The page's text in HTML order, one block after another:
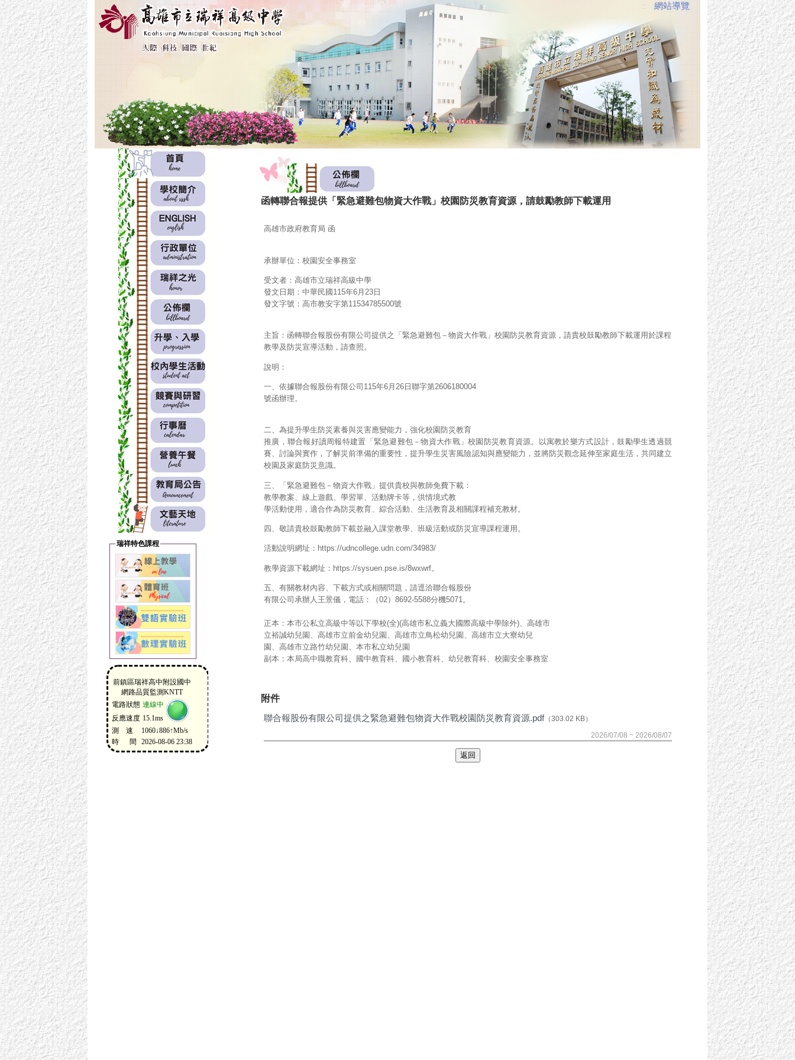
::: 網站導覽
:::
瑞祥特色課程
:::
函轉聯合報提供「緊急避難包物資大作戰」校園防災教育資源，請鼓勵教師下載運用
高雄市政府教育局 函
承辦單位：校園安全事務室
受文者：高雄市立瑞祥高級中學
發文日期：中華民國115年6月23日
發文字號：高市教安字第11534785500號
主旨：函轉聯合報股份有限公司提供之「緊急避難包－物資大作戰」校園防災教育資源，請貴校鼓勵教師下載運用於課程
教學及防災宣導活動，請查照。
說明：
一、依據聯合報股份有限公司115年6月26日聯字第2606180004
號函辦理。
二、為提升學生防災素養與災害應變能力，強化校園防災教育
推廣，聯合報好讀周報特建置「緊急避難包－物資大作戰」校園防災教育資源。以寓教於樂方式設計，鼓勵學生透過競
賽、討論與實作，了解災前準備的重要性，提升學生災害風險認知與應變能力，並將防災觀念延伸至家庭生活，共同建立
校園及家庭防災意識。
三、「緊急避難包－物資大作戰」提供貴校與教師免費下載：
教學教案、線上遊戲、學習單、活動牌卡等，供情境式教
學活動使用，適合作為防災教育、綜合活動、生活教育及相關課程補充教材。
四、敬請貴校鼓勵教師下載並融入課堂教學、班級活動或防災宣導課程運用。
活動說明網址：https://udncollege.udn.com/34983/
教學資源下載網址：https://sysuen.pse.is/8wxwrf。
五、有關教材內容、下載方式或相關問題，請逕洽聯合報股份
有限公司承辦人王景儀，電話：（02）8692-5588分機5071。
正本：本市公私立高級中等以下學校(全)(高雄市私立義大國際高級中學除外)、高雄市
立裕誠幼兒園、高雄市立前金幼兒園、高雄市立鳥松幼兒園、高雄市立大寮幼兒
園、高雄市立路竹幼兒園、本市私立幼兒園
副本：本局高中職教育科、國中教育科、國小教育科、幼兒教育科、校園安全事務室
附件
聯合報股份有限公司提供之緊急避難包物資大作戰校園防災教育資源.pdf（303.02 KB）
2026/07/08 ~ 2026/08/07
返回